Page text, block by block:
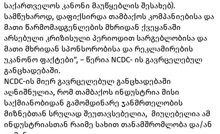
საქართველოს კანონი მაუწყებლის შესახებ).
სამწუხაროდ, დაფიქსირდა თამბაქოს კომპანიებისა და
მათი წარმომადგენლების მხრიდან ქვეყანაში
არსებული კრიზისული პერიოდით სარგებლობისა და
მათი მხრიდან სპონსორობისა და რეკლამირების
უკანონო ფაქტები“, – წერია NCDC- ის გავრცელებულ
განცხადებაში.
NCDC-ის მიერ გავრცელებულ განცხადებაში
აღნიშნულია, რომ თამბაქოს ინდუსტრია მისი
საქმიანობიდან გამომდინარე ჯანმრთელობის
მიზნებთან სრულად შეუთავსებელია, მიუღებელია ამ
ინდუსტრიასთან რაიმე სახით თანამშრომლობა და/ან